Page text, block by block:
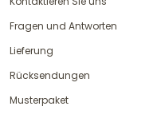
Fragen und Antworten
Lieferung
Rücksendungen
Musterpaket